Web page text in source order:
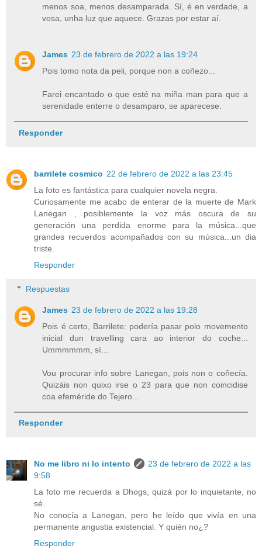
menos soa, menos desamparada. Sí, é en verdade, a
vosa, unha luz que aquece. Grazas por estar aí.
James 23 de febrero de 2022 a las 19:24
Pois tomo nota da peli, porque non a coñezo...
Farei encantado o que esté na miña man para que a
serenidade enterre o desamparo, se aparecese.
Responder
barrilete cosmico 22 de febrero de 2022 a las 23:45
La foto es fantástica para cualquier novela negra.
Curiosamente me acabo de enterar de la muerte de Mark
Lanegan , posiblemente la voz más oscura de su
generación una perdida enorme para la música...que
grandes recuerdos acompañados con su música...un dia
triste.
Responder
Respuestas
James 23 de febrero de 2022 a las 19:28
Pois é certo, Barrilete: podería pasar polo movemento
inicial dun travelling cara ao interior do coche...
Ummmmmm, sí...
Vou procurar info sobre Lanegan, pois non o coñecía.
Quizáis non quixo irse o 23 para que non coincidise
coa efeméride do Tejero...
Responder
No me libro ni lo intento
23 de febrero de 2022 a las
9:58
La foto me recuerda a Dhogs, quizá por lo inquietante, no
sé.
No conocía a Lanegan, pero he leído que vivía en una
permanente angustia existencial. Y quién no¿?
Responder